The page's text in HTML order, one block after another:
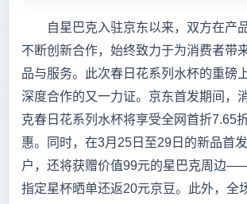
自星巴克入驻京东以来，双方在产
不断创新合作，始终致力于为消费者带
品与服务。此次春日花系列水杯的重磅
深度合作的又一力证。京东首发期间，
克春日花系列水杯将享受全网首折7.65
惠。同时，在3月25日至29日的新品首
户，还将获赠价值99元的星巴克周边
指定星杯晒单还返20元京豆。此外，全